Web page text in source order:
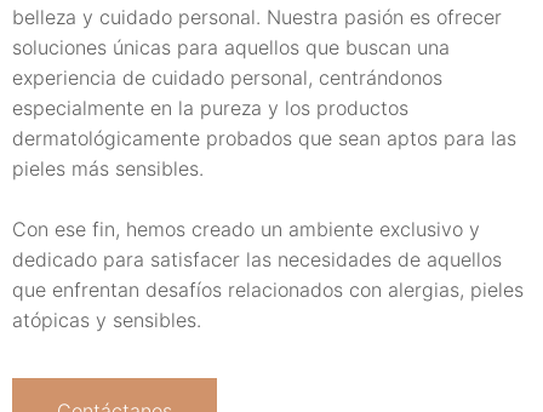
belleza y cuidado personal. Nuestra pasión es ofrecer
soluciones únicas para aquellos que buscan una
experiencia de cuidado personal, centrándonos
especialmente en la pureza y los productos
dermatológicamente probados que sean aptos para las
pieles más sensibles.
Con ese fin, hemos creado un ambiente exclusivo y
dedicado para satisfacer las necesidades de aquellos
que enfrentan desafíos relacionados con alergias, pieles
atópicas y sensibles.